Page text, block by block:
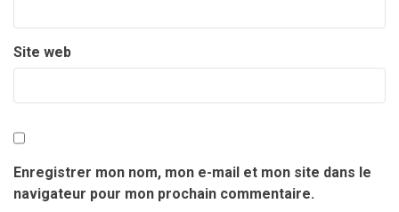
Site web
Enregistrer mon nom, mon e-mail et mon site dans le
navigateur pour mon prochain commentaire.